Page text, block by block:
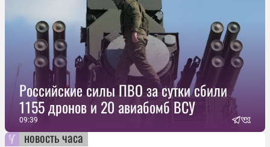
Российские силы ПВО за сутки сбили
1155 дронов и 20 авиабомб ВСУ
09:39
новость часа